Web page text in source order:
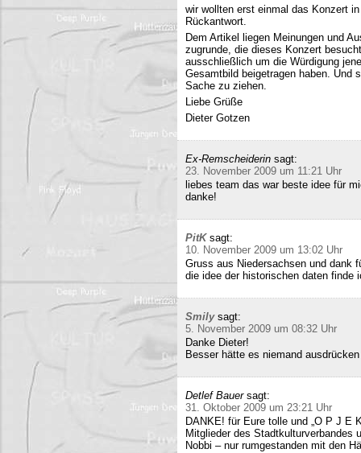
wir wollten erst einmal das Konzert
Rückantwort.
Dem Artikel liegen Meinungen und
zugrunde, die dieses Konzert
ausschließlich um die Würdigung
Gesamtbild beigetragen haben. Und
Sache zu ziehen.
Liebe Grüße
Dieter Gotzen
Ex-Remscheiderin sagt:
23. November 2009 um 11:21 Uhr
liebes team das war beste idee für
danke!
PitK sagt:
10. November 2009 um 13:02 Uhr
Gruss aus Niedersachsen und dank
die idee der historischen daten finde
Smily sagt:
5. November 2009 um 08:32 Uhr
Danke Dieter!
Besser hätte es niemand
Detlef Bauer sagt:
31. Oktober 2009 um 23:21 Uhr
DANKE! für Eure tolle und „O P J E
Mitglieder des Stadtkulturverbandes
Nobbi – nur rumgestanden mit den